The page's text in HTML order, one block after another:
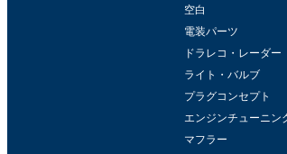
空白
電装パーツ
ドラレコ・レーダー
ライト・バルブ
プラグコンセプト
エンジンチューニン
マフラー